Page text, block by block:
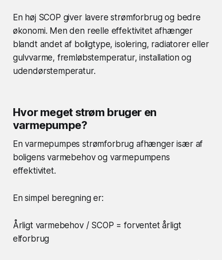
En høj SCOP giver lavere strømforbrug og bedre
økonomi. Men den reelle effektivitet afhænger
blandt andet af boligtype, isolering, radiatorer eller
gulvvarme, fremløbstemperatur, installation og
udendørstemperatur.
Hvor meget strøm bruger en
varmepumpe?
En varmepumpes strømforbrug afhænger især af
boligens varmebehov og varmepumpens
effektivitet.
En simpel beregning er:
Årligt varmebehov / SCOP = forventet årligt
elforbrug